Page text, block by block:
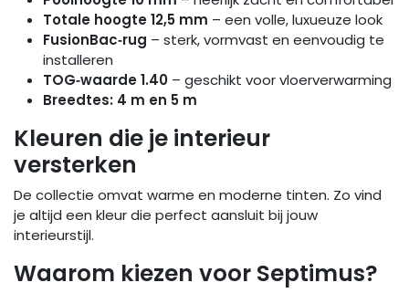
Totale hoogte 12,5 mm – een volle, luxueuze look
FusionBac‑rug – sterk, vormvast en eenvoudig te
installeren
TOG‑waarde 1.40 – geschikt voor vloerverwarming
Breedtes: 4 m en 5 m
Kleuren die je interieur
versterken
De collectie omvat warme en moderne tinten. Zo vind
je altijd een kleur die perfect aansluit bij jouw
interieurstijl.
Waarom kiezen voor Septimus?